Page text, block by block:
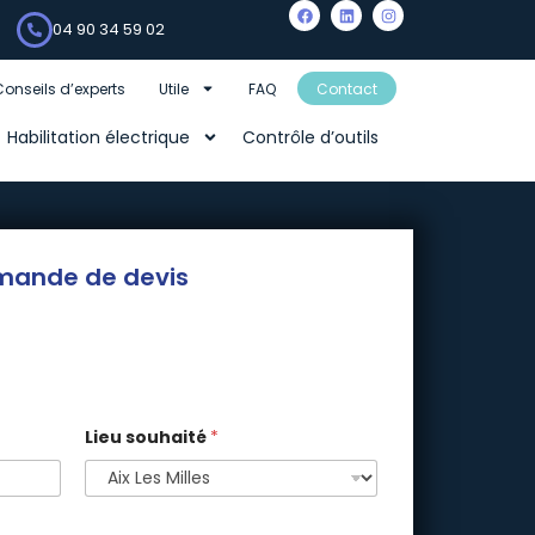
04 90 34 59 02
d’experts Utile FAQ Contact
Habilitation électrique Contrôle d’outils
de devis
Lieu souhaité *